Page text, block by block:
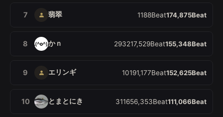
7 174,875Beat
翡翠 1188Beat
8 155,348Beat
かｎ 293217,529Beat
9 152,625Beat
エリンギ 10191,177Beat
10 111,066Beat
とまとにき 311656,353Beat